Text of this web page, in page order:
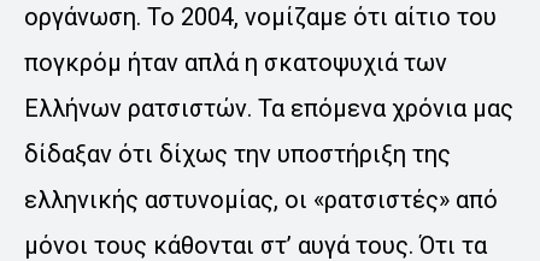
οργάνωση. Το 2004, νομίζαμε ότι αίτιο του
πογκρόμ ήταν απλά η σκατοψυχιά των
Ελλήνων ρατσιστών. Τα επόμενα χρόνια μας
δίδαξαν ότι δίχως την υποστήριξη της
ελληνικής αστυνομίας, οι «ρατσιστές» από
μόνοι τους κάθονται στ’ αυγά τους. Ότι τα